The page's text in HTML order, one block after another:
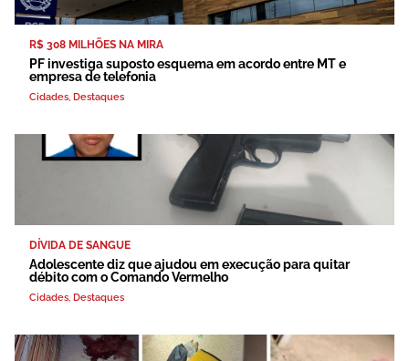
R$ 308 MILHÕES NA MIRA
PF investiga suposto esquema em acordo entre MT e
empresa de telefonia
Cidades, Destaques
DÍVIDA DE SANGUE
Adolescente diz que ajudou em execução para quitar
débito com o Comando Vermelho
Cidades, Destaques